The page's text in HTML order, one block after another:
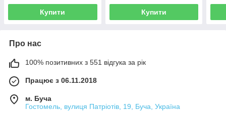
Купити Купити
Про нас
100% позитивних з 551 відгука за рік
Працює з 06.11.2018
м. Буча
Гостомель, вулиця Патріотів, 19, Буча, Україна